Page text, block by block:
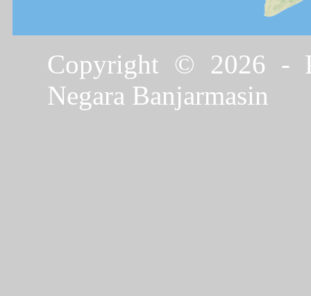
Copyright © 2026 -
Negara Banjarmasin